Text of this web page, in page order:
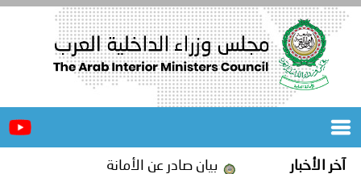
الرئيسية
آخر الأخبار بيان صادر عن الأمانة العامة لمجلس وزراء